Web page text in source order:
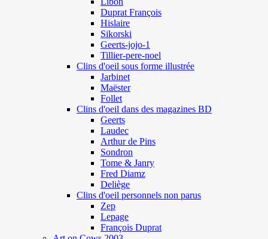
Duprat François
Hislaire
Sikorski
Geerts-jojo-1
Tillier-pere-noel
Clins d'oeil sous forme illustrée
Jarbinet
Maëster
Follet
Clins d'oeil dans des magazines BD
Geerts
Laudec
Arthur de Pins
Sondron
Tome & Janry
Fred Diamz
Deliège
Clins d'oeil personnels non parus
Zep
Lepage
François Duprat